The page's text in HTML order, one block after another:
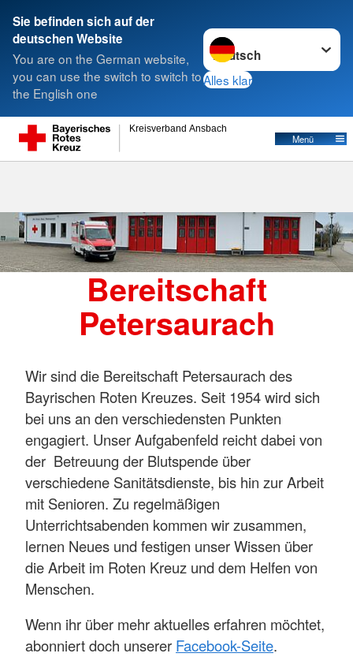
Sie befinden sich auf der
deutschen Website
You are on the German website,
you can use the switch to switch to
the English one
Sprache wechseln zu
Alles klar
Kreisverband Ansbach
Menü
Suche
Bereitschaft Petersaurach
Bereitschaft
Petersaurach
Wir sind die Bereitschaft Petersaurach des
Bayrischen Roten Kreuzes. Seit 1954 wird sich
bei uns an den verschiedensten Punkten
engagiert. Unser Aufgabenfeld reicht dabei von
der Betreuung der Blutspende über
verschiedene Sanitätsdienste, bis hin zur Arbeit
mit Senioren. Zu regelmäßigen
Unterrichtsabenden kommen wir zusammen,
lernen Neues und festigen unser Wissen über
die Arbeit im Roten Kreuz und dem Helfen von
Menschen.
Wenn ihr über mehr aktuelles erfahren möchtet,
abonniert doch unserer Facebook-Seite.